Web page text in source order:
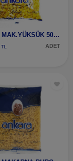
ANKARA MAK.YÜKSÜK 500GR
TL ADET